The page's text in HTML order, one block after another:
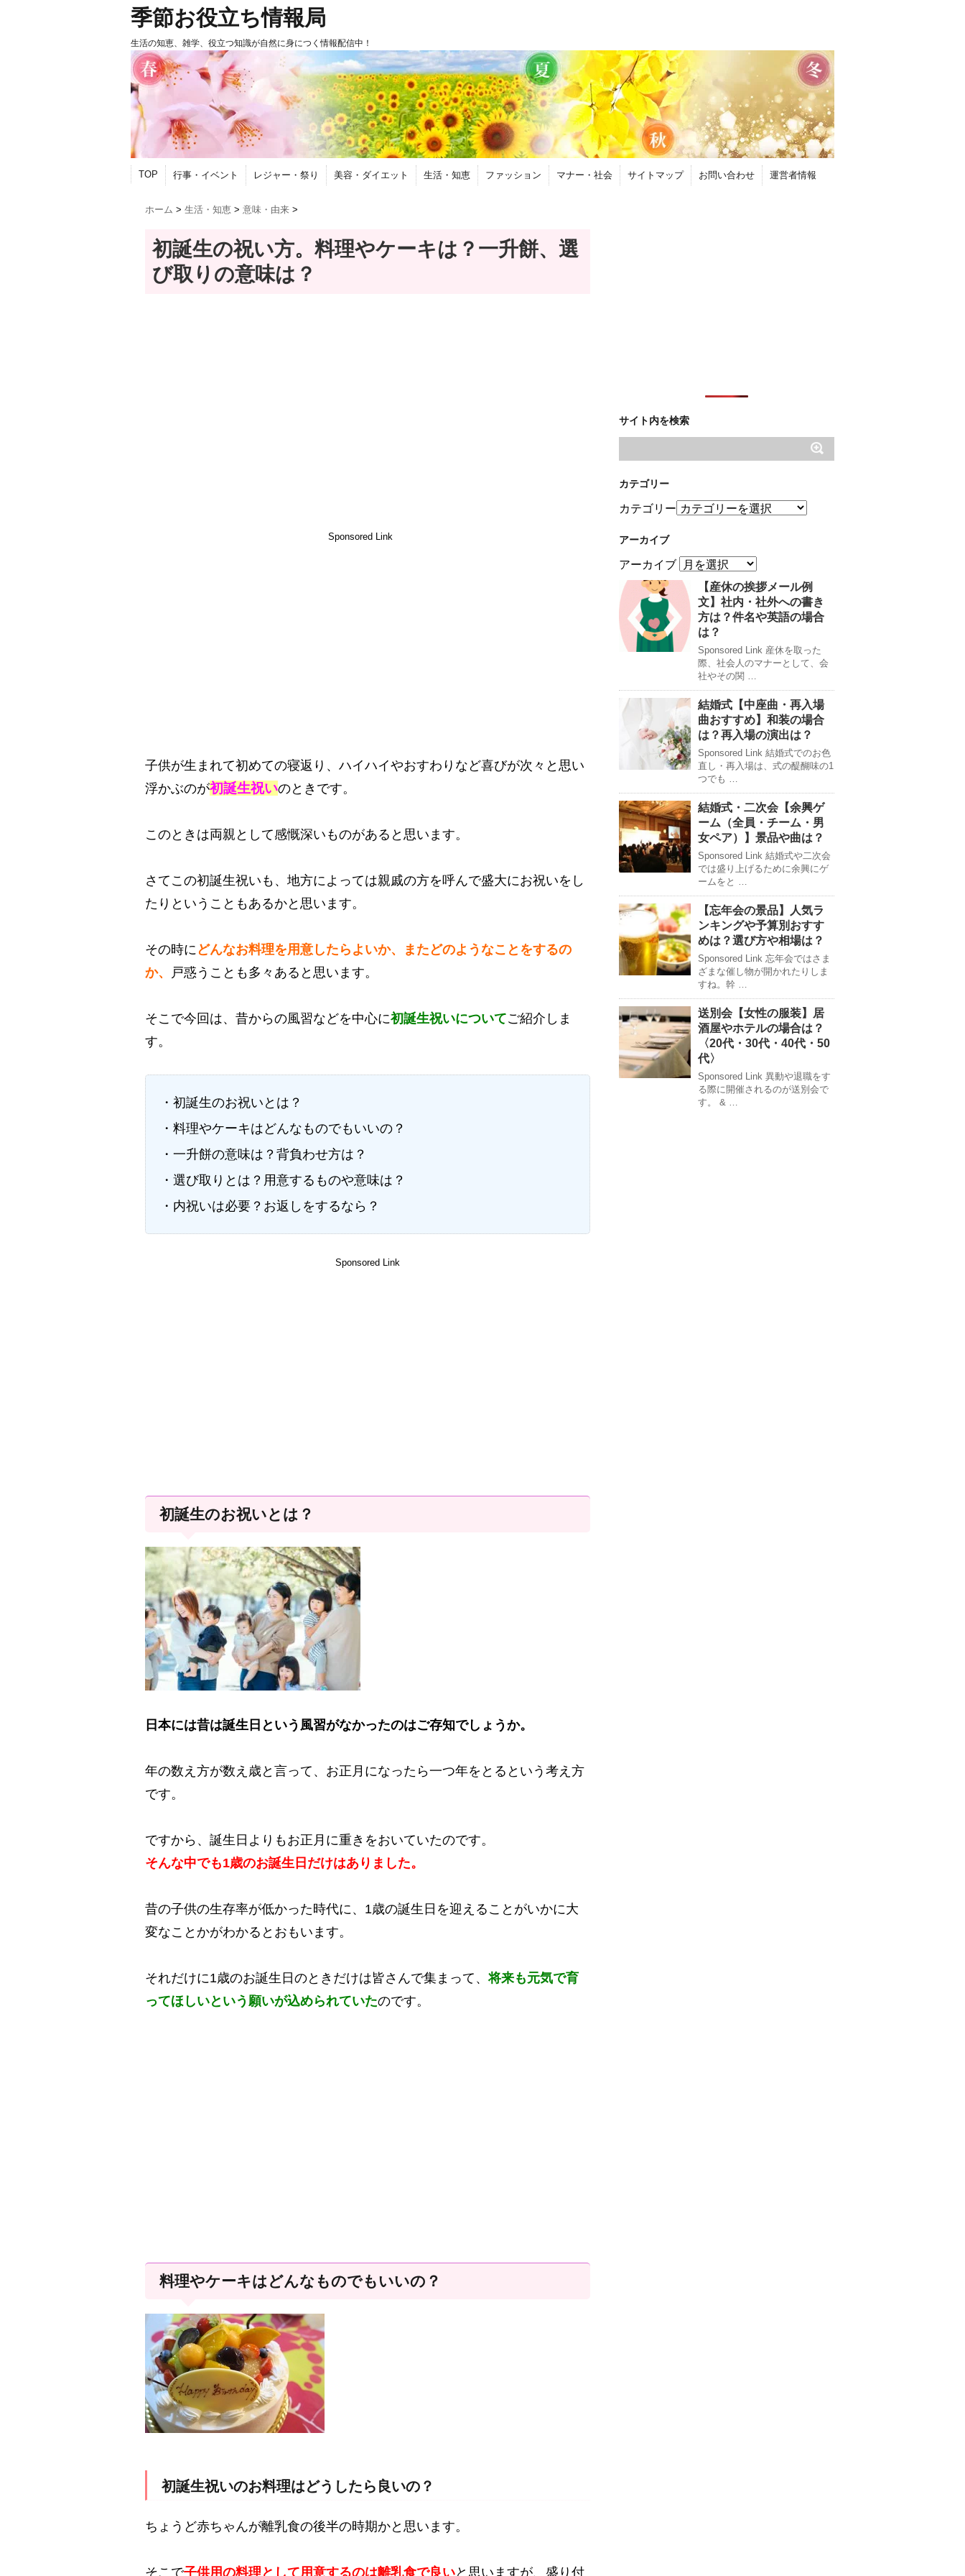
季節お役立ち情報局
生活の知恵、雑学、役立つ知識が自然に身につく情報配信中！
TOP 行事・イベント レジャー・祭り 美容・ダイエット 生活・知恵 ファッション マナー・社会 サイトマップ お問い合わせ 運営者情報
ホーム > 生活・知恵 > 意味・由来 >
初誕生の祝い方。料理やケーキは？一升餅、選
び取りの意味は？
Sponsored Link
子供が生まれて初めての寝返り、ハイハイやおすわりなど喜びが次々と思い
浮かぶのが初誕生祝いのときです。
このときは両親として感慨深いものがあると思います。
さてこの初誕生祝いも、地方によっては親戚の方を呼んで盛大にお祝いをし
たりということもあるかと思います。
その時に どんなお料理を用意したらよいか、またどのようなことをするの
か、
戸惑うことも多々あると思います。
そこで今回は、昔からの風習などを中心に初誕生祝いについてご紹介しま
す。
・初誕生のお祝いとは？
・料理やケーキはどんなものでもいいの？
・一升餅の意味は？背負わせ方は？
・選び取りとは？用意するものや意味は？
・内祝いは必要？お返しをするなら？
Sponsored Link
初誕生のお祝いとは？
日本には昔は誕生日という風習がなかったのはご存知でしょうか。
年の数え方が数え歳と言って、お正月になったら一つ年をとるという考え方
です。
ですから、誕生日よりもお正月に重きをおいていたのです。
そんな中でも1歳のお誕生日だけはありました。
昔の子供の生存率が低かった時代に、1歳の誕生日を迎えることがいかに大
変なことかがわかるとおもいます。
それだけに1歳のお誕生日のときだけは皆さんで集まって、将来も元気で育
ってほしいという願いが込められていたのです。
料理やケーキはどんなものでもいいの？
初誕生祝いのお料理はどうしたら良いの？
ちょうど赤ちゃんが離乳食の後半の時期かと思います。
そこで子供用の料理として用意するのは離乳食で良いと思いますが、盛り付
サイト内を検索
カテゴリー
カテゴリー
アーカイブ
アーカイブ
【産休の挨拶メール例
文】社内・社外への書き
方は？件名や英語の場合
は？
Sponsored Link 産休を取った
際、社会人のマナーとして、会
社やその関 …
結婚式【中座曲・再入場
曲おすすめ】和装の場合
は？再入場の演出は？
Sponsored Link 結婚式でのお色
直し・再入場は、式の醍醐味の1
つでも …
結婚式・二次会【余興ゲ
ーム（全員・チーム・男
女ペア）】景品や曲は？
Sponsored Link 結婚式や二次会
では盛り上げるために余興にゲ
ームをと …
【忘年会の景品】人気ラ
ンキングや予算別おすす
めは？選び方や相場は？
Sponsored Link 忘年会ではさま
ざまな催し物が開かれたりしま
すね。幹 …
送別会【女性の服装】居
酒屋やホテルの場合は？
〈20代・30代・40代・50
代〉
Sponsored Link 異動や退職をす
る際に開催されるのが送別会で
す。 & …